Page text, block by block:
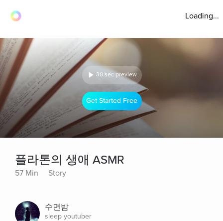
Loading...
30 sec preview
Get Started Free
플라톤의 생애 ASMR
57 Min Story
수면밤
sleep youtuber